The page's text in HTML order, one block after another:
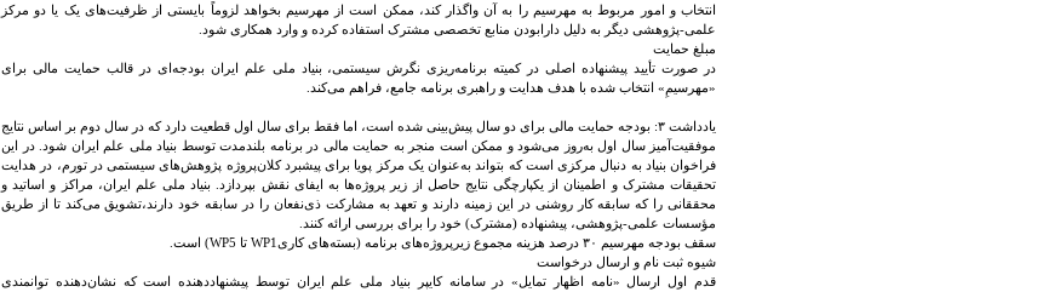
انتخاب و امور مربوط به مهرسیم را به آن واگذار کند، ممکن است از مهرسیم بخواهد لزوماً بایستی از ظرفیت‌های یک یا دو مرکز
علمی-پژوهشی دیگر به دلیل دارابودن منابع تخصصی مشترک استفاده کرده و وارد همکاری شود.
مبلغ حمایت
در صورت تأیید پیشنهاده اصلی در کمیته برنامه‌ریزی نگرش سیستمی، بنیاد ملی علم ایران بودجه‌ای در قالب حمایت مالی برای
«مهرسیمِ» انتخاب شده با هدف هدایت و راهبری برنامه جامع، فراهم می‌کند.
یادداشت ۳: بودجه حمایت مالی برای دو سال پیش‌بینی شده است، اما فقط برای سال اول قطعیت دارد که در سال‌ دوم بر اساس نتایج
موفقیت‌آمیز سال اول به‌روز می‌شود و ممکن است منجر به حمایت مالی در برنامه بلندمدت توسط بنیاد ملی علم ایران شود. در این
فراخوان بنیاد به دنبال مرکزی است که بتواند به‌عنوان یک مرکز پویا برای پیشبرد کلان‌پروژه پژوهش‌های سیستمی در تورم، در هدایت
تحقیقات مشترک و اطمینان از یکپارچگی نتایج حاصل از زیر پروژه‌ها به ایفای نقش بپردازد. بنیاد ملی علم ایران، مراکز و اساتید و
محققانی را که سابقه کار روشنی در این زمینه دارند و تعهد به مشارکت ذی‌نفعان را در سابقه خود دارند،تشویق می‌کند تا از طریق
مؤسسات علمی-پژوهشی، پیشنهاده (مشترک) خود را برای بررسی ارائه کنند.
سقف بودجه مهرسیم ۳۰ درصد هزینه‌ مجموع زیرپروژه‌های برنامه (بسته‌های کاریWP1 تا WP5) است.
شیوه ثبت نام و ارسال درخواست
قدم اول ارسال «نامه اظهار تمایل» در سامانه کایپر بنیاد ملی علم ایران توسط پیشنهاددهنده است که نشان‌دهنده توانمندی